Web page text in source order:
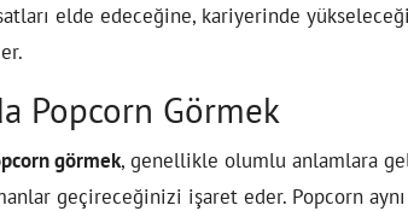
elde edeceğine, kariyerinde
Popcorn Görmek
görmek, genellikle olumlu anlamlara
geçireceğinizi işaret eder. Popcorn